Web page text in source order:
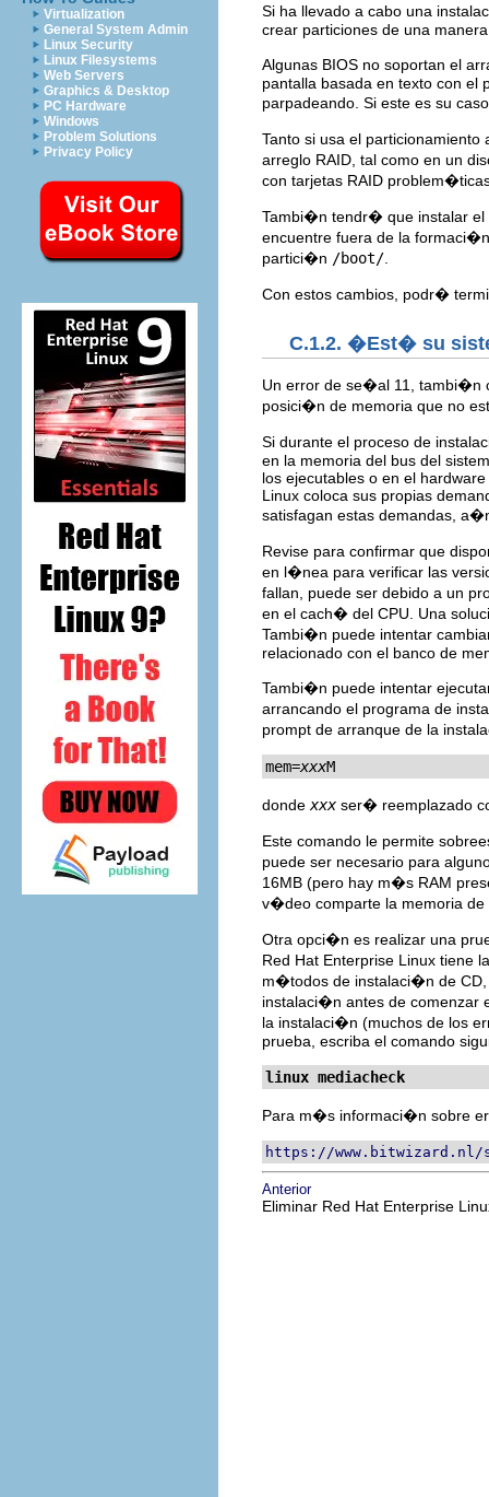
Virtualization
General System Admin
Linux Security
Linux Filesystems
Web Servers
Graphics & Desktop
PC Hardware
Windows
Problem Solutions
Privacy Policy
Si ha llevado a cabo una
crear particiones de una
Algunas BIOS no soportan el
pantalla basada en texto con
parpadeando. Si este es su
Tanto si usa el
arreglo RAID, tal como en un
con tarjetas RAID
Tambi�n tendr� que instalar el
encuentre fuera de la
partici�n /boot/
Con estos cambios, podr�
C.1.2. �Est� su
Un error de se�al 11, tambi�n
posici�n de memoria que no
Si durante el proceso de
en la memoria del bus del
los ejecutables o en el
Linux coloca sus propias
satisfagan estas demandas,
Revise para confirmar que
en l�nea para verificar las
fallan, puede ser debido a un
en el cach� del CPU. Una
Tambi�n puede intentar
relacionado con el banco de
Tambi�n puede intentar
arrancando el programa de
prompt de arranque de la
mem=xxxM
dondexxx ser� reemplazado
Este comando le permite
puede ser necesario para
16MB (pero hay m�s RAM
v�deo comparte la memoria
Otra opci�n es realizar una
Red Hat Enterprise Linux tiene
m�todos de instalaci�n de CD,
instalaci�n antes de comenzar
la instalaci�n (muchos de los
prueba, escriba el comando
linux mediacheck
Para m�s informaci�n sobre
https://www.bitwizard.nl/
Anterior
Eliminar Red Hat Enterprise